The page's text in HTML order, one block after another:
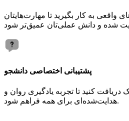
واقعی به کار بگیرید تا مهارت‌هایتان
پشتیبانی اختصاصی دانشجو
کنید تا تجربه یادگیری روان و
هدایت‌شده‌ای برای همه فراهم شود.